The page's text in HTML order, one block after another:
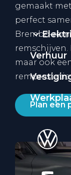
Verhuur
gemaakt
perfect
Brembo-
remschijven.
maar ook
Plan een